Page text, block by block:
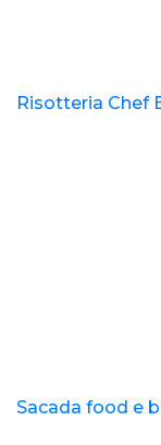
Risotteria Chef
Sacada food e